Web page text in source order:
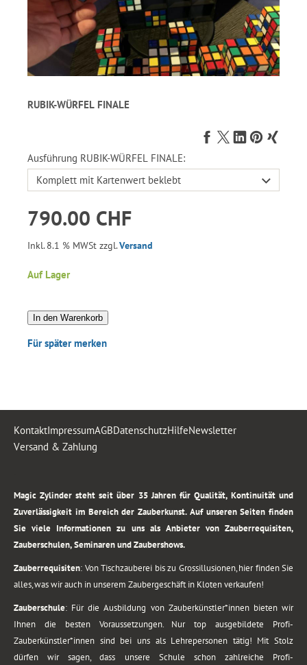
RUBIK-WÜRFEL FINALE
Ausführung RUBIK-WÜRFEL FINALE:
790.00 CHF
Inkl. 8.1 % MWSt zzgl.Versand
Auf Lager
In den Warenkorb
Für später merken
KontaktImpressumAGBDatenschutzHilfeNewsletter
Versand & Zahlung
Magic Zylinder steht seit über 35 Jahren für Qualität, Kontinuität und
Zuverlässigkeit im Bereich der Zauberkunst. Auf unseren Seiten finden
Sie viele Informationen zu uns als Anbieter von Zauberrequisiten,
Zauberschulen, Seminaren und Zaubershows.
Zauberrequisiten: Von Tischzauberei bis zu Grossillusionen, hier finden Sie
alles, was wir auch in unserem Zaubergeschäft in Kloten verkaufen!
Zauberschule: Für die Ausbildung von Zauberkünstler*innen bieten wir
Ihnen die besten Voraussetzungen. Nur top ausgebildete Profi-
Zauberkünstler*innen sind bei uns als Lehrepersonen tätig! Mit Stolz
dürfen wir sagen, dass unsere Schule schon zahlreiche Profi-